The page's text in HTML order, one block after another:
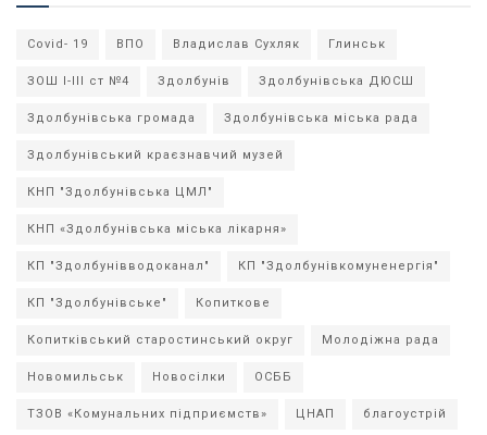
Covid- 19 ВПО Владислав Сухляк Глинськ
ЗОШ І-ІІІ ст №4 Здолбунів Здолбунівська ДЮСШ
Здолбунівська громада Здолбунівська міська рада
Здолбунівський краєзнавчий музей
КНП "Здолбунівська ЦМЛ"
КНП «Здолбунівська міська лікарня»
КП "Здолбунівводоканал" КП "Здолбунівкомуненергія"
КП "Здолбунівське" Копиткове
Копитківський старостинський округ Молодіжна рада
Новомильськ Новосілки ОСББ
ТЗОВ «Комунальних підприємств» ЦНАП благоустрій